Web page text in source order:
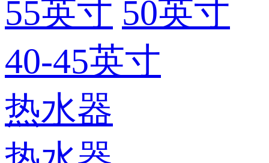
55英寸 50英寸
40-45英寸
热水器